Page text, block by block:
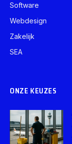
Software
Webdesign
Zakelijk
SEA
ONZE KEUZES